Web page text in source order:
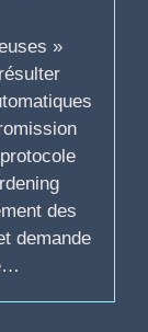
»
des
demande